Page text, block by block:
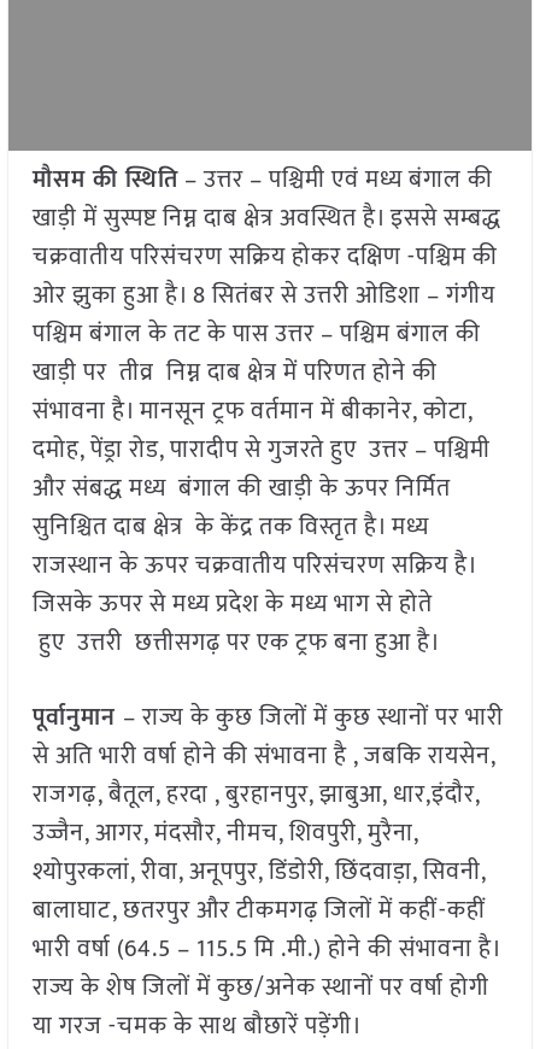
मौसम की स्थिति– उत्तर – पश्चिमी एवं मध्य बंगाल की
खाड़ी में सुस्पष्ट निम्न दाब क्षेत्र अवस्थित है। इससे सम्बद्ध
चक्रवातीय परिसंचरण सक्रिय होकर दक्षिण -पश्चिम की
ओर झुका हुआ है। 8 सितंबर से उत्तरी ओडिशा – गंगीय
पश्चिम बंगाल के तट के पास उत्तर – पश्चिम बंगाल की
खाड़ी पर तीव्र निम्न दाब क्षेत्र में परिणत होने की
संभावना है। मानसून ट्रफ वर्तमान में बीकानेर, कोटा,
दमोह, पेंड्रा रोड, पारादीप से गुजरते हुए उत्तर – पश्चिमी
और संबद्ध मध्य बंगाल की खाड़ी के ऊपर निर्मित
सुनिश्चित दाब क्षेत्र के केंद्र तक विस्तृत है। मध्य
राजस्थान के ऊपर चक्रवातीय परिसंचरण सक्रिय है।
जिसके ऊपर से मध्य प्रदेश के मध्य भाग से होते
हुए उत्तरी छत्तीसगढ़ पर एक ट्रफ बना हुआ है।
पूर्वानुमान – राज्य के कुछ जिलों में कुछ स्थानों पर भारी
से अति भारी वर्षा होने की संभावना है , जबकि रायसेन,
राजगढ़, बैतूल, हरदा , बुरहानपुर, झाबुआ, धार,इंदौर,
उज्जैन, आगर, मंदसौर, नीमच, शिवपुरी, मुरैना,
श्योपुरकलां, रीवा, अनूपपुर, डिंडोरी, छिंदवाड़ा, सिवनी,
बालाघाट, छतरपुर और टीकमगढ़ जिलों में कहीं-कहीं
भारी वर्षा (64.5 – 115.5 मि .मी.) होने की संभावना है।
राज्य के शेष जिलों में कुछ/अनेक स्थानों पर वर्षा होगी
या गरज -चमक के साथ बौछारें पड़ेंगी।